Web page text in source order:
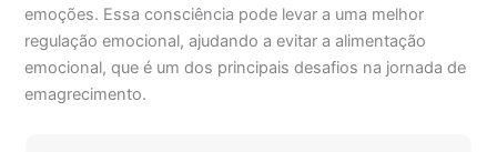
emoções. Essa consciência pode levar a uma melhor
regulação emocional, ajudando a evitar a alimentação
emocional, que é um dos principais desafios na jornada de
emagrecimento.